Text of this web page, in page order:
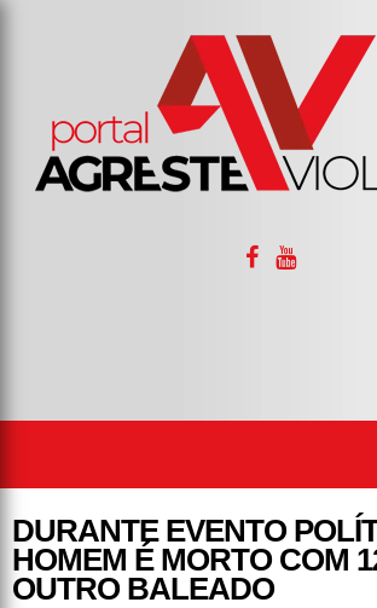
DURANTE EVENTO
HOMEM É MORTO COM
OUTRO BALEADO